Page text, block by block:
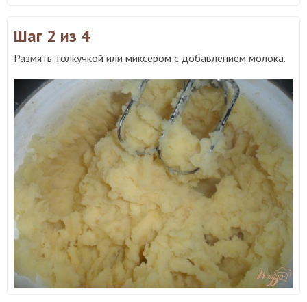
Шаг 2 из 4
Размять толкучкой или миксером с добавлением молока.